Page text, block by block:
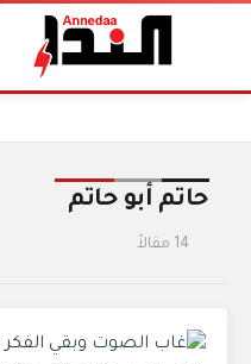
حاتم أبو حاتم
14 مقالاً